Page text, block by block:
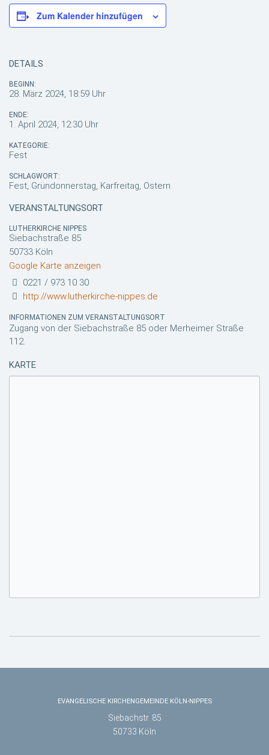
Zum Kalender hinzufügen
DETAILS
BEGINN:
28. März 2024, 18:59 Uhr
ENDE:
1. April 2024, 12:30 Uhr
KATEGORIE:
Fest
SCHLAGWORT:
Fest, Gründonnerstag, Karfreitag, Ostern
VERANSTALTUNGSORT
LUTHERKIRCHE NIPPES
Siebachstraße 85
50733 Köln
Google Karte anzeigen
0221 / 973 10 30
http://www.lutherkirche-nippes.de
INFORMATIONEN ZUM VERANSTALTUNGSORT
Zugang von der Siebachstraße 85 oder Merheimer Straße
112.
KARTE
EVANGELISCHE KIRCHENGEMEINDE KÖLN-NIPPES
Siebachstr. 85
50733 Köln